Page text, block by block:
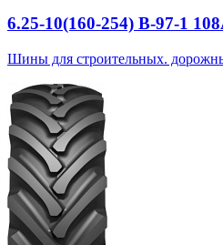
6.25-10(160-254) В-97-1
Шины для строительных.